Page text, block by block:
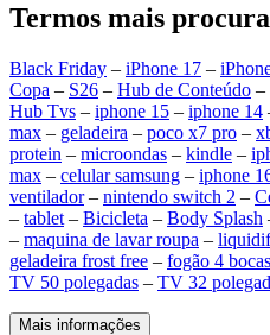
Termos mais
Black Friday – iPhone 17 –
Copa – S26 – Hub de Conteúdo –
Hub Tvs – iphone 15 – iphone 14
max – geladeira – poco x7 pro –
protein – microondas – kindle –
max – celular samsung – iphone
ventilador– nintendo switch 2 –
– tablet – Bicicleta – Body Splash
– maquina de lavar roupa –
geladeira frost free – fogão 4 bocas
TV 50 polegadas – TV 32
Mais informações